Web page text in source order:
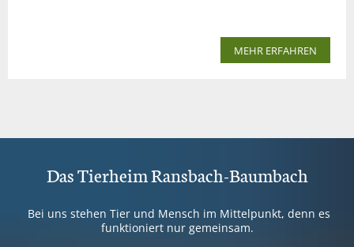
MEHR ERFAHREN
Das Tierheim Ransbach-Baumbach
Bei uns stehen Tier und Mensch im Mittelpunkt, denn es
funktioniert nur gemeinsam.